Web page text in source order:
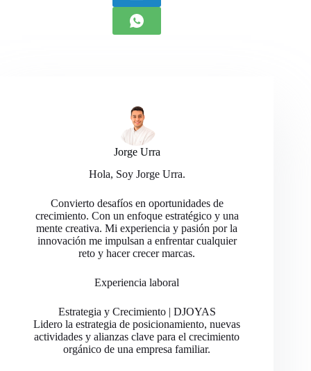
Jorge Urra
Hola, Soy Jorge Urra.
Convierto desafíos en oportunidades de
crecimiento. Con un enfoque estratégico y una
mente creativa. Mi experiencia y pasión por la
innovación me impulsan a enfrentar cualquier
reto y hacer crecer marcas.
Experiencia laboral
Estrategia y Crecimiento | DJOYAS
Lidero la estrategia de posicionamiento, nuevas
actividades y alianzas clave para el crecimiento
orgánico de una empresa familiar.